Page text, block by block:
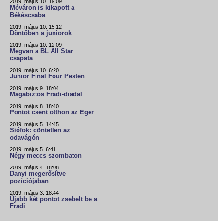
2019. május 10. 19:09
Móváron is kikapott a
Békéscsaba
2019. május 10. 15:12
Döntőben a juniorok
2019. május 10. 12:09
Megvan a BL All Star
csapata
2019. május 10. 6:20
Junior Final Four Pesten
2019. május 9. 18:04
Magabiztos Fradi-diadal
2019. május 8. 18:40
Pontot csent otthon az Eger
2019. május 5. 14:45
Siófok: döntetlen az
odavágón
2019. május 5. 6:41
Négy meccs szombaton
2019. május 4. 18:08
Danyi megerősítve
pozíciójában
2019. május 3. 18:44
Újabb két pontot zsebelt be a
Fradi